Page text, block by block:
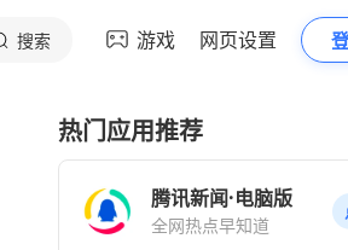
搜索 游戏 网页设置
热门应用推荐
腾讯新闻·电脑版
全网热点早知道